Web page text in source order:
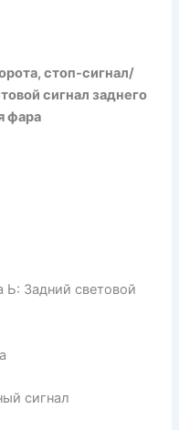
стоп-сигнал/
сигнал заднего
фара
Ь: Задний световой
сигнал